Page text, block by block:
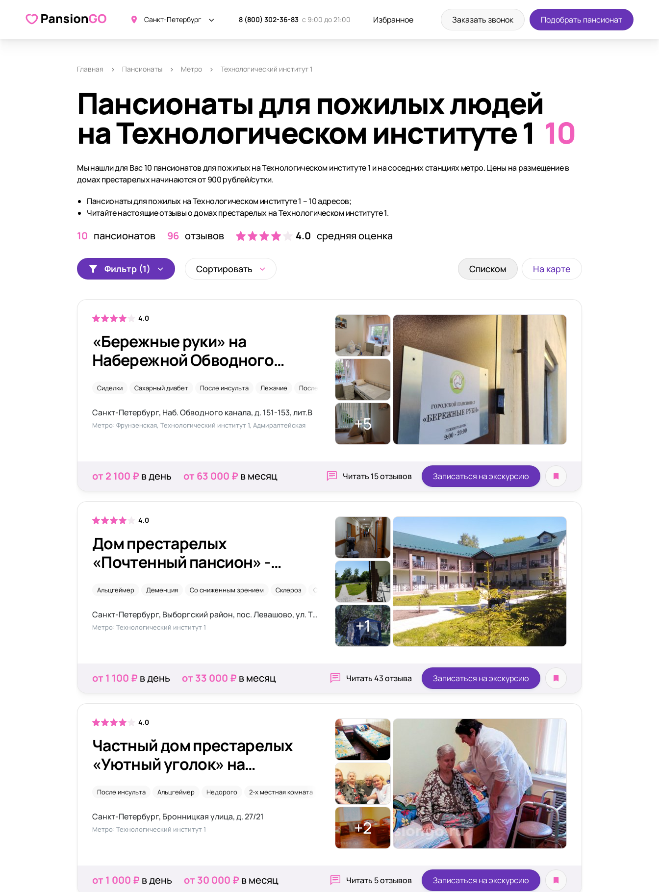
Санкт-Петербург 8 (800) 302-36-83 с 9:00 до 21:00 Избранное Заказать звонок Подобрать пансионат
Главная Пансионаты Метро Технологический институт 1
Пансионаты для пожилых людей
на Технологическом институте 1 10
Мы нашли для Вас 10 пансионатов для пожилых на Технологическом институте 1 и на соседних станциях метро. Цены на размещение в
домах престарелых начинаются от 900 рублей/сутки.
Пансионаты для пожилых на Технологическом институте 1 – 10 адресов;
Читайте настоящие отзывы о домах престарелых на Технологическом институте 1.
10 пансионатов 96 отзывов 4.0 средняя оценка
Фильтр (1) Сортировать Списком На карте
4.0
«Бережные руки» на
Набережной Обводного
Сиделки Сахарный диабет После инсульта Лежачие После перелома шейки бедра
Санкт-Петербург, Наб. Обводного канала, д. 151-153, лит.В
Метро: Фрунзенская, Технологический институт 1, Адмиралтейская +5
от 2 100 ₽ в день от 63 000 ₽ в месяц Читать 15 отзывов Записаться на экскурсию
4.0
Дом престарелых
«Почтенный пансион» -
Альцгеймер Деменция Со сниженным зрением Склероз Сахарный диабет
Санкт-Петербург, Выборгский район, пос. Левашово, ул. Труда, 22 лит. А
Метро: Технологический институт 1 +1
от 1 100 ₽ в день от 33 000 ₽ в месяц Читать43 отзыва Записаться на экскурсию
4.0
Частный дом престарелых
«Уютный уголок» на
После инсульта Альцгеймер Недорого 2-х местная комната Онкология
Санкт-Петербург, Бронницкая улица, д. 27/21
Метро: Технологический институт 1 +2
от 1 000 ₽ в день от 30 000 ₽ в месяц Читать 5 отзывов Записаться на экскурсию